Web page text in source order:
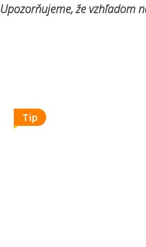
Tip
Upozorňujeme, že vzhľadom